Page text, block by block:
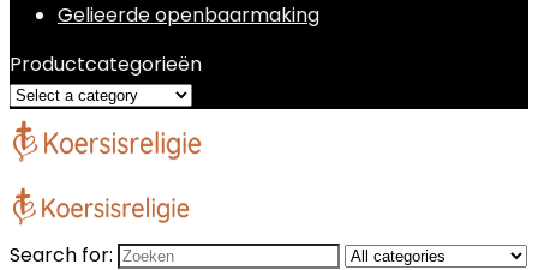
Gelieerde openbaarmaking
Productcategorieën
Search for: